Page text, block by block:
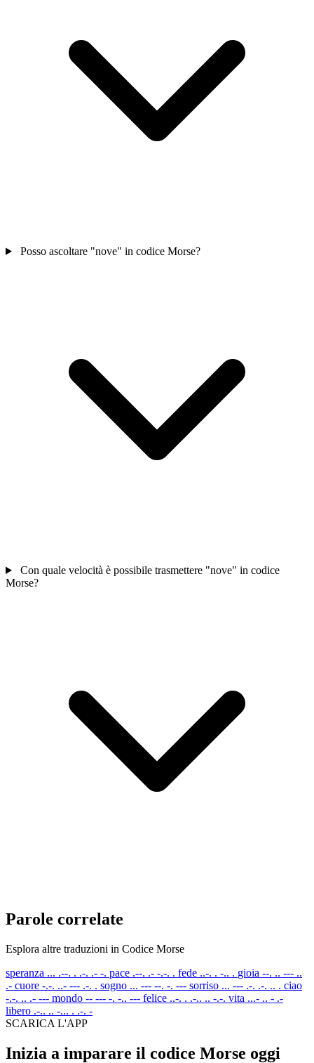
Posso ascoltare "nove" in codice Morse?
Con quale velocità è possibile trasmettere "nove" in codice
Morse?
Parole correlate
Esplora altre traduzioni in Codice Morse
speranza ... .--. . .-. .- -. pace .--. .- -.-. . fede ..-. . -.. . gioia --. .. --- ..
.- cuore -.-. ..- --- .-. . sogno ... --- --. -. --- sorriso ... --- .-. .-. .. . ciao
-.-. .. .- --- mondo -- --- -. -.. --- felice ..-. . .-.. .. -.-. vita ...- .. - .-
libero .-.. .. -... . .-. -
SCARICA L'APP
Inizia a imparare il codice Morse oggi